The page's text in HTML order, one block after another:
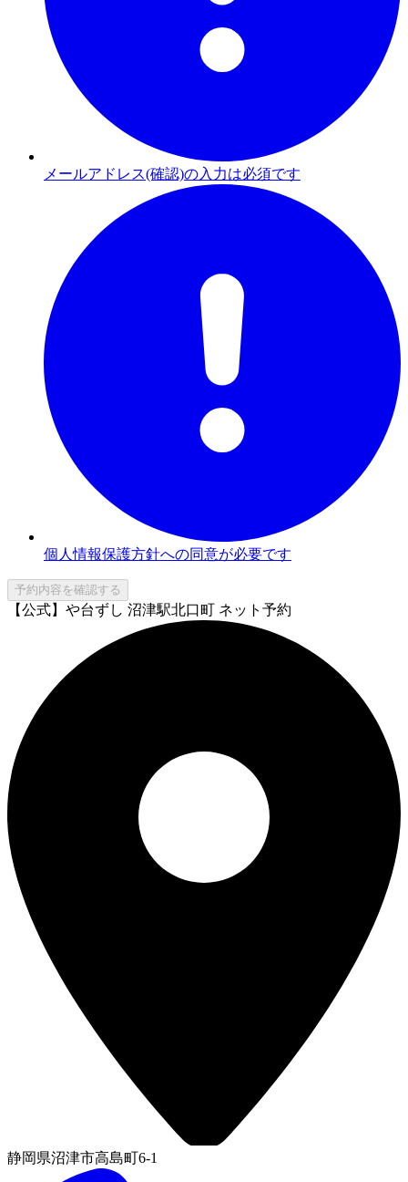
メールアドレス(確認)の入力は必須です
個人情報保護方針への同意が必要です
予約内容を確認する
【公式】や台ずし 沼津駅北口町 ネット予約
静岡県沼津市高島町6-1